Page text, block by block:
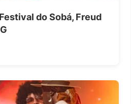
do Sobá, Freud